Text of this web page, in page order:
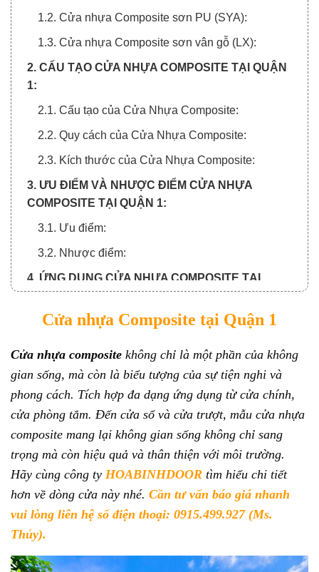
1.2. Cửa nhựa Composite sơn PU (SYA):
1.3. Cửa nhựa Composite sơn vân gỗ (LX):
2. CẤU TẠO CỬA NHỰA COMPOSITE TẠI QUẬN
1:
2.1. Cấu tạo của Cửa Nhựa Composite:
2.2. Quy cách của Cửa Nhựa Composite:
2.3. Kích thước của Cửa Nhựa Composite:
3. ƯU ĐIỂM VÀ NHƯỢC ĐIỂM CỬA NHỰA
COMPOSITE TẠI QUẬN 1:
3.1. Ưu điểm:
3.2. Nhược điểm:
4. ỨNG DỤNG CỬA NHỰA COMPOSITE TẠI
QUẬN 1:
5. MỘT SỐ MẪU CỬA NHỰA COMPOSITE TẠI
6. TẠI SAO NÊN MUA CỬA Ở HOABINHDOOR?
7. QUY TRÌNH MUA CỬA VÀ THANH TOÁN:
7.1. Quy trình xem cửa nhựa composite tại Quận 1
online:
7.2. Quy trình thanh toán chia làm 3 đợt:
Cửa nhựa Composite tại Quận 1
Cửa nhựa composite không chỉ là một phần của không
gian sống, mà còn là biểu tượng của sự tiện nghi và
phong cách. Tích hợp đa dạng ứng dụng từ cửa chính,
cửa phòng tắm. Đến cửa sổ và cửa trượt, mẫu cửa nhựa
composite mang lại không gian sống không chỉ sang
trọng mà còn hiệu quả và thân thiện với môi trường.
Hãy cùng công ty HOABINHDOOR tìm hiểu chi tiết
hơn về dòng cửa này nhé. Cần tư vấn báo giá nhanh
vui lòng liên hệ số điện thoại: 0915.499.927 (Ms.
Thủy).